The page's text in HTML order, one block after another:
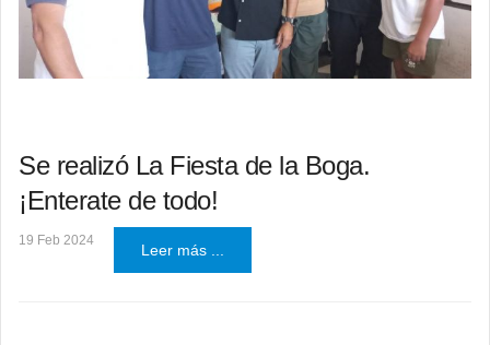
Se realizó La Fiesta de la Boga.
¡Enterate de todo!
19 Feb 2024
Leer más ...